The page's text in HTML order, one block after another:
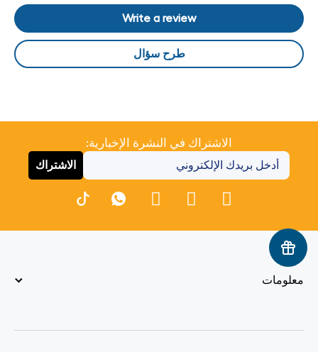
Write a review
طرح سؤال
الاشتراك في النشرة الإخبارية:
الاشتراك
معلومات